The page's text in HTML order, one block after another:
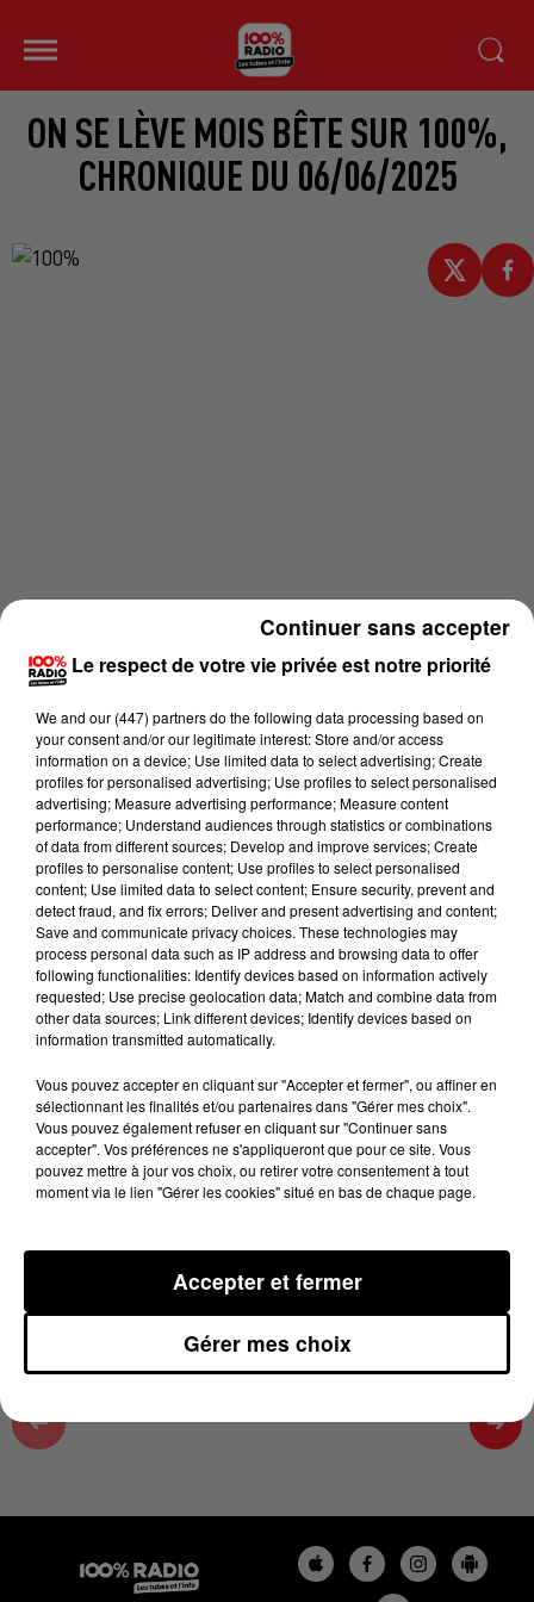
ON SE LÈVE MOIS BÊTE SUR 100%,
CHRONIQUE DU 06/06/2025
Lecture (6 min 44 sec)
Fred Bompard
On se lève mois bête sur 100% Radio
6 juin 2025 - 6 min 44 sec
ON SE LÈVE MOIS BÊTE SUR 100%,
CHRONIQUE DU 06/06/2025
Fred nous apprend quelque chose !
Le respect de votre vie privée est notre priorité
We and our (447) partnersdo the following data processing based on
your consent and/or our legitimate interest: Store and/or access
information on a device; Use limited data to select advertising; Create
profiles for personalised advertising; Use profiles to select personalised
advertising; Measure advertising performance; Measure content
performance; Understand audiences through statistics or combinations
of data from different sources; Develop and improve services; Create
profiles to personalise content; Use profiles to select personalised
content; Use limited data to select content; Ensure security, prevent and
detect fraud, and fix errors; Deliver and present advertising and content;
Save and communicate privacy choices. These technologies may
process personal data such as IP address and browsing data to offer
following functionalities: Identify devices based on information actively
requested; Use precise geolocation data; Match and combine data from
other data sources; Link different devices; Identify devices based on
information transmitted automatically.
Vous pouvez accepter en cliquant sur "Accepter et fermer", ou affiner en
sélectionnant les finalités et/ou partenaires dans "Gérer mes choix".
Vous pouvez également refuser en cliquant sur "Continuer sans
accepter". Vos préférences ne s'appliqueront que pour ce site. Vous
pouvez mettre à jour vos choix, ou retirer votre consentement à tout
moment via le lien "Gérer les cookies" situé en bas de chaque page.
Gérer mes choix
Accepter et fermer
Continuer sans accepter